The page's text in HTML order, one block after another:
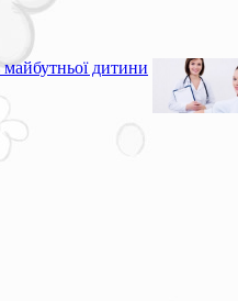
майбутньої дитини